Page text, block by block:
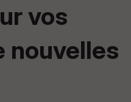
vos
nouvelles